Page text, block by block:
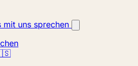
mit uns sprechen